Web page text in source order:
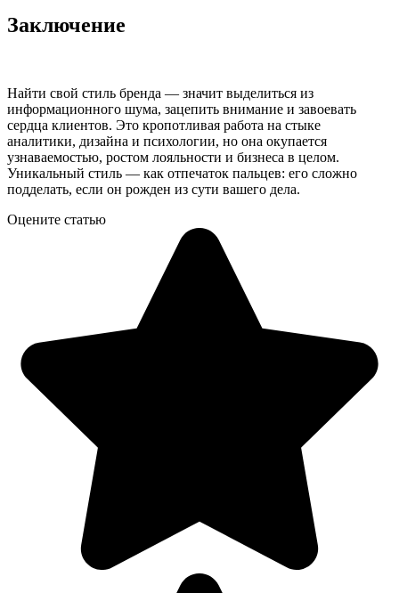
Заключение
Найти свой стиль бренда — значит выделиться из
информационного шума, зацепить внимание и завоевать
сердца клиентов. Это кропотливая работа на стыке
аналитики, дизайна и психологии, но она окупается
узнаваемостью, ростом лояльности и бизнеса в целом.
Уникальный стиль — как отпечаток пальцев: его сложно
подделать, если он рожден из сути вашего дела.
Оцените статью